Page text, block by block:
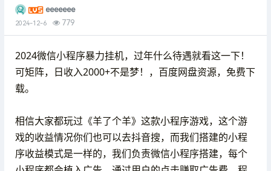
eeeeeee
2024-12-6 779
2024微信小程序暴力挂机，过年什么待遇就看这一下！
可矩阵，日收入2000+不是梦！，百度网盘资源，免费下
载。
相信大家都玩过《羊了个羊》这款小程序游戏，这个游
戏的收益情况你们也可以去抖音搜，而我们搭建的小程
序收益模式是一样的，我们负责微信小程序搭建，每个